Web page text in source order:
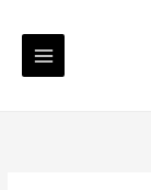
content